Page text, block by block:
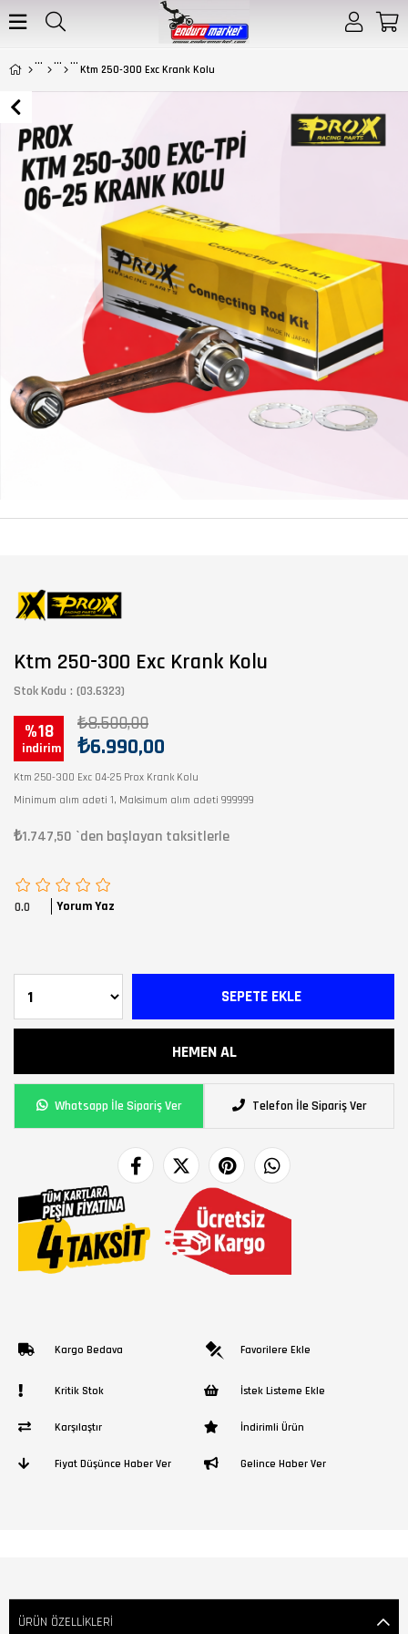
Ktm 250-300 Exc Krank Kolu
Ktm 250-300 Exc Krank Kolu
Stok Kodu (03.6323)
18 ₺8.500,00
₺6.990,00
Ktm 250-300 Exc 04-25 Prox Krank Kolu
Minimum alım adeti 1, Maksimum alım adeti 999999
₺1.747,50 `den başlayan taksitlerle
0.0 Yorum Yaz
Whatsapp İle Sipariş Ver Telefon İle Sipariş Ver
Kargo Bedava Favorilere Ekle
Kritik Stok İstek Listeme Ekle
Karşılaştır İndirimli Ürün
Fiyat Düşünce Haber Ver Gelince Haber Ver
ÜRÜN ÖZELLIKLERI